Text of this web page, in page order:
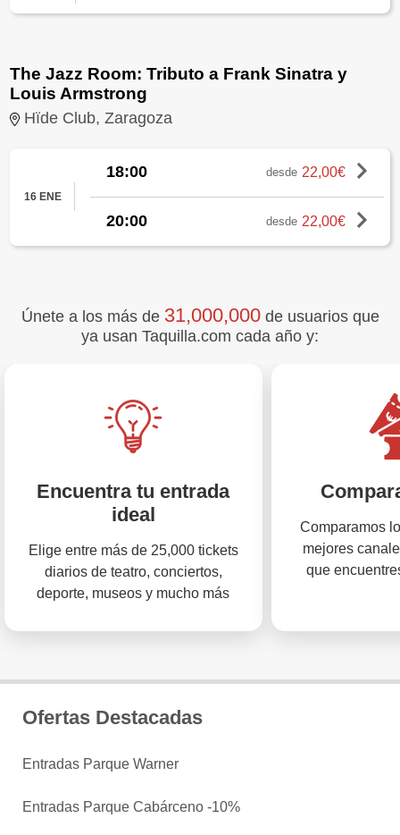
The Jazz Room: Tributo a Frank Sinatra y
Louis Armstrong
Hïde Club, Zaragoza
16 ENE
18:00 desde 22,00€
20:00 desde 22,00€
Únete a los más de 31,000,000de usuarios que
ya usan Taquilla.com cada año y:
Encuentra tu entrada
ideal
Elige entre más de 25,000 tickets
diarios de teatro, conciertos,
deporte, museos y mucho más
Comparamos
mejores
que
Ofertas Destacadas
Entradas Parque Warner
Entradas Parque Cabárceno -10%